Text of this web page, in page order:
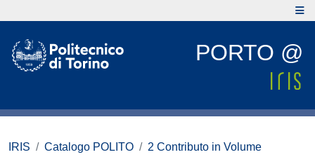
PORTO @
IRIS Catalogo POLITO
2 Contributo in Volume